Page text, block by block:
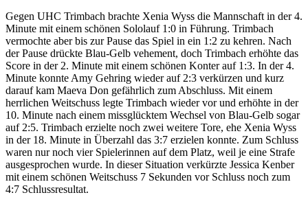
Gegen UHC Trimbach brachte Xenia Wyss die Mannschaft in der 4.
Minute mit einem schönen Sololauf 1:0 in Führung. Trimbach
vermochte aber bis zur Pause das Spiel in ein 1:2 zu kehren. Nach
der Pause drückte Blau-Gelb vehement, doch Trimbach erhöhte das
Score in der 2. Minute mit einem schönen Konter auf 1:3. In der 4.
Minute konnte Amy Gehring wieder auf 2:3 verkürzen und kurz
darauf kam Maeva Don gefährlich zum Abschluss. Mit einem
herrlichen Weitschuss legte Trimbach wieder vor und erhöhte in der
10. Minute nach einem missglücktem Wechsel von Blau-Gelb sogar
auf 2:5. Trimbach erzielte noch zwei weitere Tore, ehe Xenia Wyss
in der 18. Minute in Überzahl das 3:7 erzielen konnte. Zum Schluss
waren nur noch vier Spielerinnen auf dem Platz, weil je eine Strafe
ausgesprochen wurde. In dieser Situation verkürzte Jessica Kenber
mit einem schönen Weitschuss 7 Sekunden vor Schluss noch zum
4:7 Schlussresultat.